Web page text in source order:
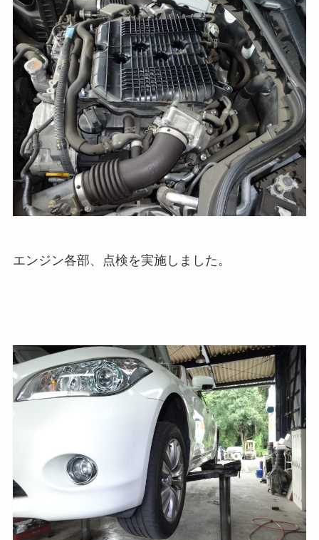
エンジン各部、点検を実施しました。